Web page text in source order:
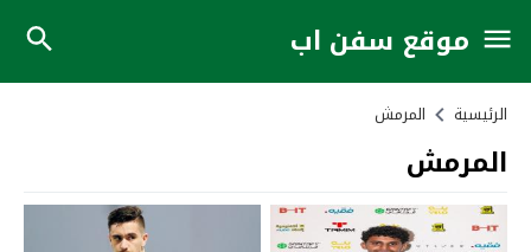
موقع سفن اب
الرئيسية المرمش
المرمش